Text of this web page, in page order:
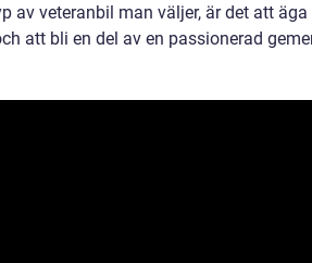
av veteranbil man väljer, är det att äga
att bli en del av en passionerad